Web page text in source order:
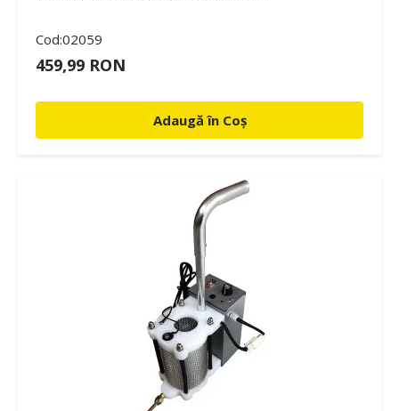
Cod:02059
459,99 RON
Adaugă în Coș